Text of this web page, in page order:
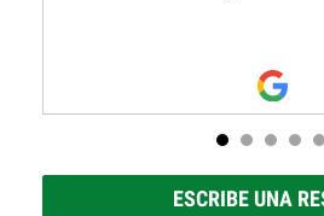
ESCRIBE UNA